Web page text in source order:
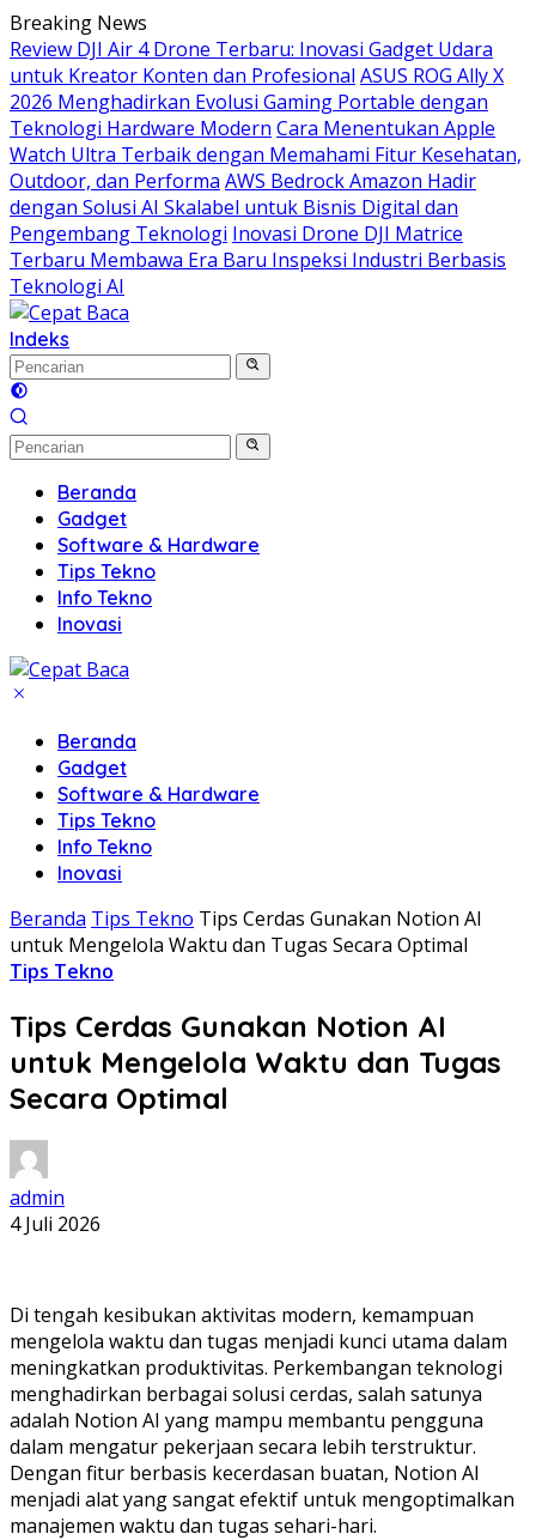
Langsung
ke
konten
Breaking News
Review DJI Air 4 Drone Terbaru: Inovasi Gadget Udara
untuk Kreator Konten dan Profesional ASUS ROG Ally X
2026 Menghadirkan Evolusi Gaming Portable dengan
Teknologi Hardware Modern Cara Menentukan Apple
Watch Ultra Terbaik dengan Memahami Fitur Kesehatan,
Outdoor, dan Performa AWS Bedrock Amazon Hadir
dengan Solusi AI Skalabel untuk Bisnis Digital dan
Pengembang Teknologi Inovasi Drone DJI Matrice
Terbaru Membawa Era Baru Inspeksi Industri Berbasis
Teknologi AI
Indeks
Beranda
Gadget
Software & Hardware
Tips Tekno
Info Tekno
Inovasi
Beranda
Gadget
Software & Hardware
Tips Tekno
Info Tekno
Inovasi
Beranda Tips Tekno Tips Cerdas Gunakan Notion AI
untuk Mengelola Waktu dan Tugas Secara Optimal
Tips Tekno
Tips Cerdas Gunakan Notion AI
untuk Mengelola Waktu dan Tugas
Secara Optimal
admin
4 Juli 2026
Di tengah kesibukan aktivitas modern, kemampuan
mengelola waktu dan tugas menjadi kunci utama dalam
meningkatkan produktivitas. Perkembangan teknologi
menghadirkan berbagai solusi cerdas, salah satunya
adalah Notion AI yang mampu membantu pengguna
dalam mengatur pekerjaan secara lebih terstruktur.
Dengan fitur berbasis kecerdasan buatan, Notion AI
menjadi alat yang sangat efektif untuk mengoptimalkan
manajemen waktu dan tugas sehari-hari.